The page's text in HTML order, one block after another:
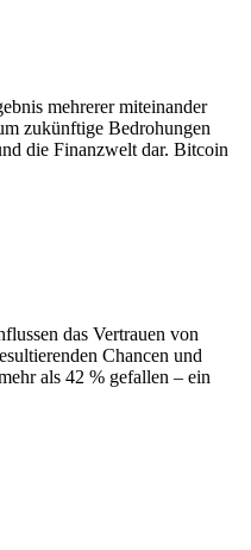
mehrerer miteinander
zukünftige Bedrohungen
die Finanzwelt dar. Bitcoin
das Vertrauen von
Chancen und
als 42 % gefallen – ein